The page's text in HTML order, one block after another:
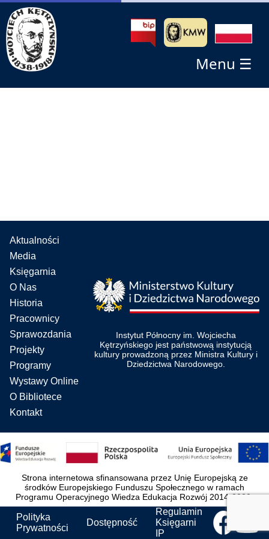
Menu ☰
Aktualności
Media
Księgarnia
O Nas
Historia
Pracownicy
Sprawozdania
Projekty
Programy
Wystawy Online
O Bibliotece
Kontakt
Instytut Północny im. Wojciecha
Kętrzyńskiego jest państwową instytucją
kultury prowadzoną przez Ministra Kultury i
Dziedzictwa Narodowego.
Strona internetowa sfinansowana przez Unię Europejską ze
środków Europejskiego Funduszu Społecznego w ramach
Programu Operacyjnego Wiedza Edukacja Rozwój 2014-2020.
Polityka
Prywatności
Dostępność
Regulamin
Księgarni
IP